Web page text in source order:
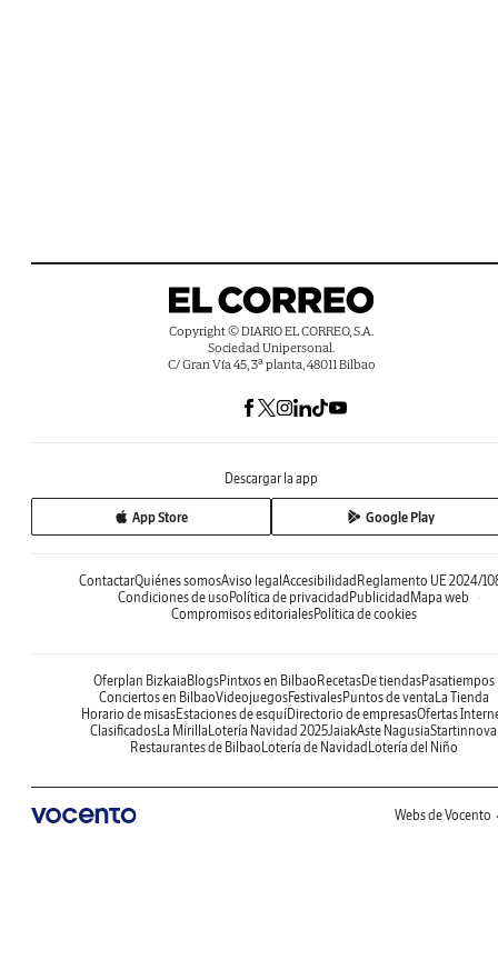
Copyright © DIARIO EL CORREO, S.A.
Sociedad Unipersonal.
C/ Gran Vía 45, 3ª planta, 48011 Bilbao
Descargar la app
App Store Google Play
ContactarQuiénes somosAviso legal Accesibilidad Reglamento UE 2024/
Condiciones de uso Política de privacidad Publicidad Mapa web
Compromisos editorialesPolítica de cookies
Oferplan Bizkaia BlogsPintxos en Bilbao RecetasDe tiendasPasatiempos
Conciertos en BilbaoVideojuegosFestivalesPuntos de venta La Tienda
Horario de misasEstaciones de esquíDirectorio de empresasOfertas
ClasificadosLa Mirilla Lotería Navidad 2025JaiakAste NagusiaStartinnova
Restaurantes de Bilbao Lotería de Navidad Lotería del Niño
Webs de Vocento